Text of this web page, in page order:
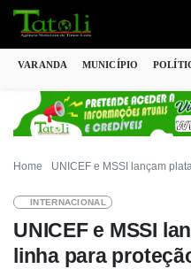
VARANDA MUNICÍPIO
Home UNICEF e MSSI lançam
INTERNACIONAL
UNICEF e MSSI
linha para